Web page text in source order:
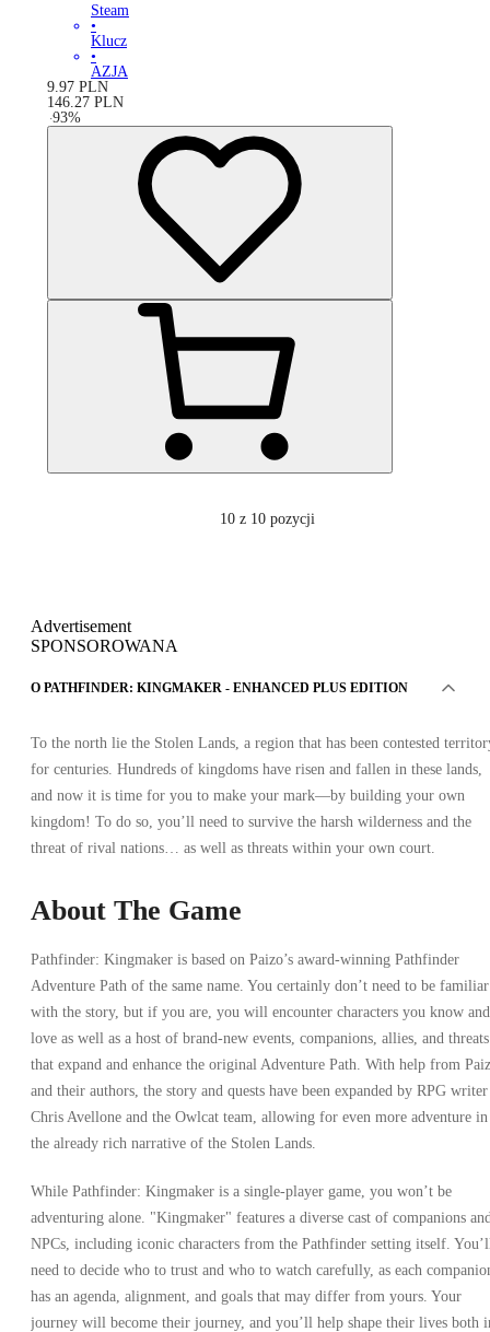
Steam
•
Klucz
•
AZJA
9.97 PLN
146.27 PLN
-93%
10 z 10 pozycji
Advertisement
SPONSOROWANA
O PATHFINDER: KINGMAKER - ENHANCED PLUS EDITION
To the north lie the Stolen Lands, a region that has been contested
for centuries. Hundreds of kingdoms have risen and fallen in these lands,
and now it is time for you to make your mark—by building your own
kingdom! To do so, you’ll need to survive the harsh wilderness and the
threat of rival nations… as well as threats within your own court.
About The Game
Pathfinder: Kingmaker is based on Paizo’s award-winning Pathfinder
Adventure Path of the same name. You certainly don’t need to be familiar
with the story, but if you are, you will encounter characters you know and
love as well as a host of brand-new events, companions, allies, and threats
that expand and enhance the original Adventure Path. With help from
and their authors, the story and quests have been expanded by RPG writer
Chris Avellone and the Owlcat team, allowing for even more adventure in
the already rich narrative of the Stolen Lands.
While Pathfinder: Kingmaker is a single-player game, you won’t be
adventuring alone. "Kingmaker" features a diverse cast of companions
NPCs, including iconic characters from the Pathfinder setting itself.
need to decide who to trust and who to watch carefully, as each
has an agenda, alignment, and goals that may differ from yours. Your
journey will become their journey, and you’ll help shape their lives both